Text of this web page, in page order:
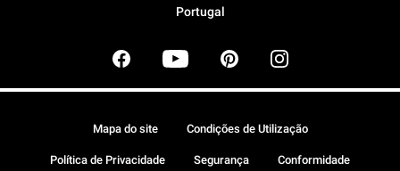
Portugal
Mapa do site Condições de Utilização
Política de Privacidade Segurança Conformidade